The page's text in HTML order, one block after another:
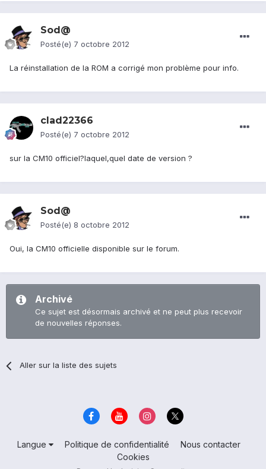
Sod@
Posté(e) 7 octobre 2012
La réinstallation de la ROM a corrigé mon problème pour info.
clad22366
Posté(e) 7 octobre 2012
sur la CM10 officiel?laquel,quel date de version ?
Sod@
Posté(e) 8 octobre 2012
Oui, la CM10 officielle disponible sur le forum.
Archivé
Ce sujet est désormais archivé et ne peut plus recevoir
de nouvelles réponses.
Aller sur la liste des sujets
Langue Politique de confidentialité
Nous contacter
Cookies